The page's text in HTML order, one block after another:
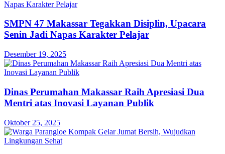
SMPN 47 Makassar Tegakkan Disiplin, Upacara
Senin Jadi Napas Karakter Pelajar
Desember 19, 2025
Dinas Perumahan Makassar Raih Apresiasi Dua
Mentri atas Inovasi Layanan Publik
Oktober 25, 2025